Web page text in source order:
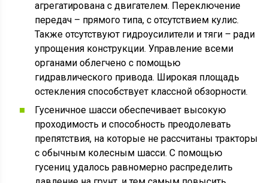
агрегатирована с двигателем. Переключение
передач – прямого типа, с отсутствием кулис.
Также отсутствуют гидроусилители и тяги – ради
упрощения конструкции. Управление всеми
органами облегчено с помощью
гидравлического привода. Широкая площадь
остекления способствует классной обзорности.
Гусеничное шасси обеспечивает высокую
проходимость и способность преодолевать
препятствия, на которые не рассчитаны тракторы
с обычным колесным шасси. С помощью
гусениц удалось равномерно распределить